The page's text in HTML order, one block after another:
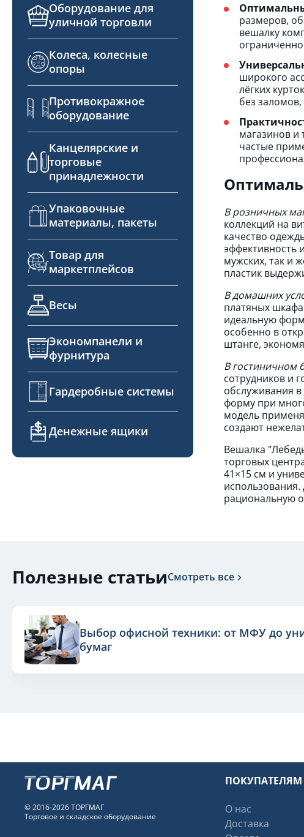
Оборудование для
уличной торговли
Колеса, колесные
опоры
Противокражное
оборудование
Канцелярские и
торговые
принадлежности
Упаковочные
материалы, пакеты
Товар для
маркетплейсов
Весы
Экономпанели и
фурнитура
Гардеробные системы
Денежные ящики
размеров,
вешалку
широкого
лёгких
без
магазинов и
частые
В розничных
коллекций на
качество
эффективность
мужских, так и
пластик
В домашних
платяных
идеальную
особенно в
штанге,
В гостиничном
сотрудников и
обслуживания в
форму при
модель
создают
Вешалка
торговых
41×15 см и
рациональную
Полезные статьиСмотреть все
Выбор офисной техники: от МФУ до
бумаг
© 2016-2026 ТОРГМАГ
Торговое и складское оборудование
ПОКУПАТЕЛЯМ
О нас
Доставка